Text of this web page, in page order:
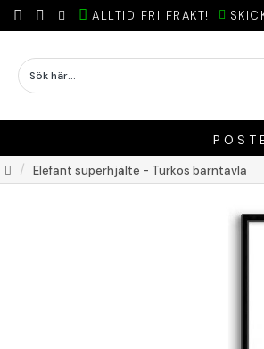
ALLTID FRI FRAKT!
Elefant superhjälte - Turkos barntavla